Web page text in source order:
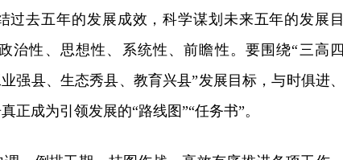
过去五年的发展成效，科学谋划未来五年的发展目
治性、思想性、系统性、前瞻性。要围绕“三高四
强县、生态秀县、教育兴县”发展目标，与时俱进、
正成为引领发展的“路线图”“任务书”。